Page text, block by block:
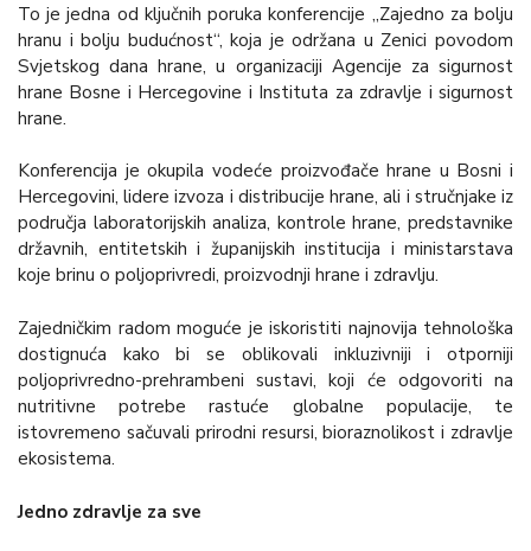
To je jedna od ključnih poruka konferencije „Zajedno za bolju
hranu i bolju budućnost“, koja je održana u Zenici povodom
Svjetskog dana hrane, u organizaciji Agencije za sigurnost
hrane Bosne i Hercegovine i Instituta za zdravlje i sigurnost
hrane.
Konferencija je okupila vodeće proizvođače hrane u Bosni i
Hercegovini, lidere izvoza i distribucije hrane, ali i stručnjake iz
područja laboratorijskih analiza, kontrole hrane, predstavnike
državnih, entitetskih i županijskih institucija i ministarstava
koje brinu o poljoprivredi, proizvodnji hrane i zdravlju.
Zajedničkim radom moguće je iskoristiti najnovija tehnološka
dostignuća kako bi se oblikovali inkluzivniji i otporniji
poljoprivredno-prehrambeni sustavi, koji će odgovoriti na
nutritivne potrebe rastuće globalne populacije, te
istovremeno sačuvali prirodni resursi, bioraznolikost i zdravlje
ekosistema.
Jedno zdravlje za sve